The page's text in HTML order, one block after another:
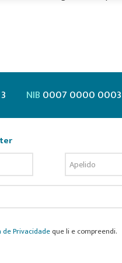
NIB 0007 0000 0003
de Privacidadeque li e compreendi.